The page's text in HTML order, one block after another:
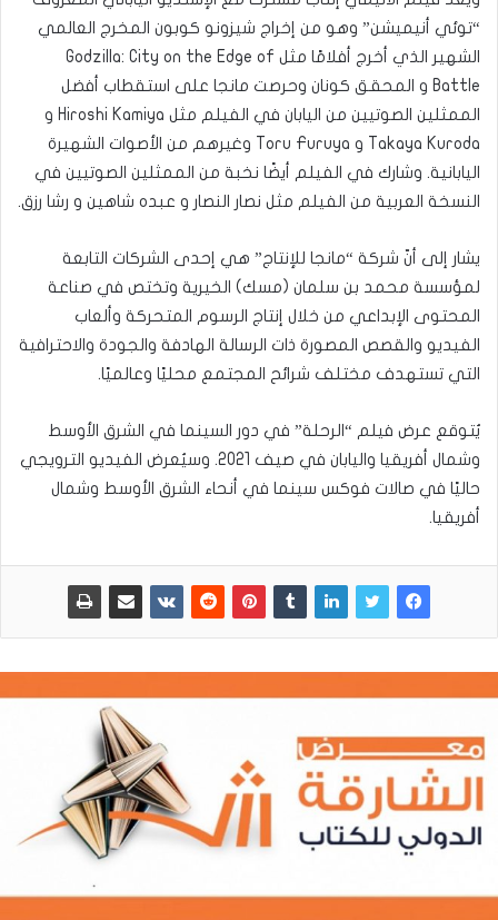
“توئي أنيميشن” وهو من إخراج شيزونو كوبون المخرج العالمي
الشهير الذي أخرج أفلامًا مثل Godzilla: City on the Edge of
Battle و المحقق كونان وحرصت مانجا على استقطاب أفضل
الممثلين الصوتيين من اليابان في الفيلم مثل Hiroshi Kamiya و
Takaya Kuroda و Toru Furuya وغيرهم من الأصوات الشهيرة
اليابانية. وشارك في الفيلم أيضًا نخبة من الممثلين الصوتيين في
النسخة العربية من الفيلم مثل نصار النصار و عبده شاهين و رشا رزق.
يشار إلى أنّ شركة “مانجا للإنتاج” هي إحدى الشركات التابعة
لمؤسسة محمد بن سلمان (مسك) الخيرية وتختص في صناعة
المحتوى الإبداعي من خلال إنتاج الرسوم المتحركة وألعاب
الفيديو والقصص المصورة ذات الرسالة الهادفة والجودة والاحترافية
التي تستهدف مختلف شرائح المجتمع محليًا وعالميًا.
يُتوقع عرض فيلم “الرحلة” في دور السينما في الشرق الأوسط
وشمال أفريقيا واليابان في صيف 2021. وسيُعرض الفيديو الترويجي
حاليًا في صالات فوكس سينما في أنحاء الشرق الأوسط وشمال
أفريقيا.